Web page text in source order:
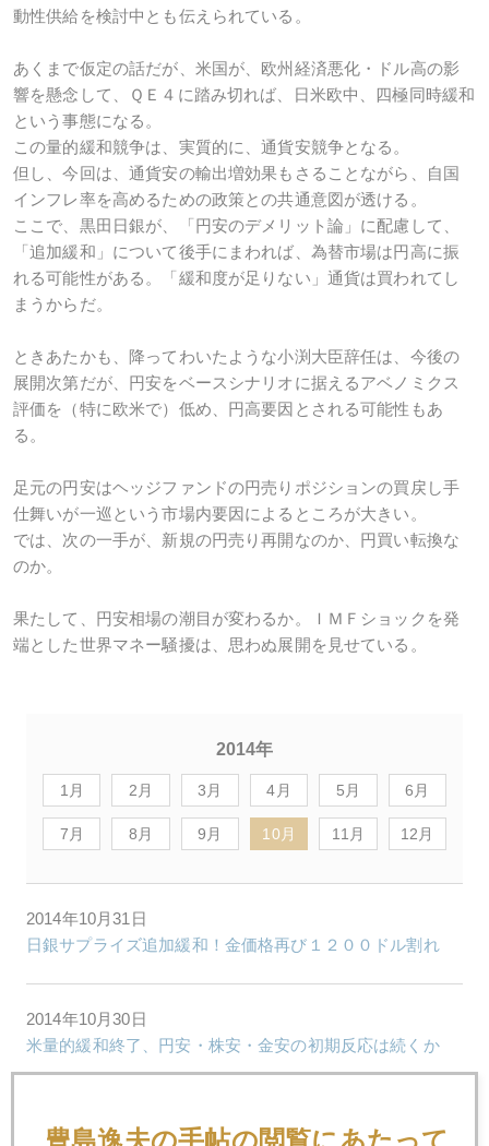
動性供給を検討中とも伝えられている。
あくまで仮定の話だが、米国が、欧州経済悪化・ドル高の影
響を懸念して、ＱＥ４に踏み切れば、日米欧中、四極同時緩和
という事態になる。
この量的緩和競争は、実質的に、通貨安競争となる。
但し、今回は、通貨安の輸出増効果もさることながら、自国
インフレ率を高めるための政策との共通意図が透ける。
ここで、黒田日銀が、「円安のデメリット論」に配慮して、
「追加緩和」について後手にまわれば、為替市場は円高に振
れる可能性がある。「緩和度が足りない」通貨は買われてし
まうからだ。
ときあたかも、降ってわいたような小渕大臣辞任は、今後の
展開次第だが、円安をベースシナリオに据えるアベノミクス
評価を（特に欧米で）低め、円高要因とされる可能性もあ
る。
足元の円安はヘッジファンドの円売りポジションの買戻し手
仕舞いが一巡という市場内要因によるところが大きい。
では、次の一手が、新規の円売り再開なのか、円買い転換な
のか。
果たして、円安相場の潮目が変わるか。ＩＭＦショックを発
端とした世界マネー騒擾は、思わぬ展開を見せている。
2014年
1月 2月 3月 4月 5月 6月
7月 8月 9月 10月 11月 12月
2014年10月31日
日銀サプライズ追加緩和！金価格再び１２００ドル割れ
2014年10月30日
米量的緩和終了、円安・株安・金安の初期反応は続くか
豊島逸夫の手帖の閲覧にあたって